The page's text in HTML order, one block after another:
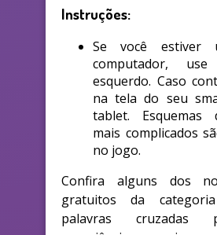
Instruções:
Se você estiver
computador,
esquerdo. Caso
na tela do seu
tablet. Esquemas
mais complicados
no jogo.
Confira alguns dos
gratuitos da
palavras cruzadas